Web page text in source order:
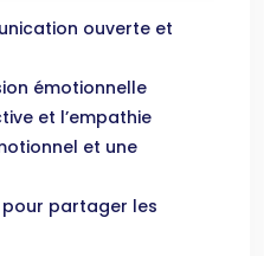
ouverte et
émotionnelle
et l’empathie
et une
partager les